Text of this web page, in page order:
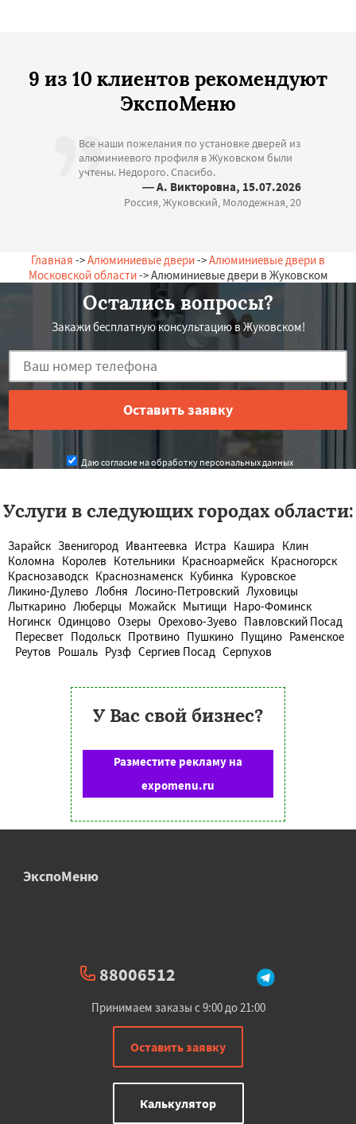
9 из 10 клиентов рекомендуют
ЭкспоМеню
Все наши пожелания по установке дверей из
алюминиевого профиля в Жуковском были
учтены. Недорого. Спасибо.
— А. Викторовна, 15.07.2026
Россия, Жуковский, Молодежная, 20
Главная ->Алюминиевые двери->Алюминиевые двери в
Московской области-> Алюминиевые двери в Жуковском
Остались вопросы?
Закажи бесплатную консультацию в Жуковском!
Даю согласие на обработку персональных данных
Услуги в следующих городах области:
Зарайск Звенигород Ивантеевка Истра Кашира Клин
Коломна Королев Котельники Красноармейск Красногорск
Краснозаводск Краснознаменск Кубинка Куровское
Ликино-Дулево Лобня Лосино-Петровский Луховицы
Лыткарино Люберцы Можайск Мытищи Наро-Фоминск
Ногинск Одинцово Озеры Орехово-Зуево Павловский Посад
Пересвет Подольск Протвино Пушкино Пущино Раменское
Реутов Рошаль Рузф Сергиев Посад Серпухов
У Вас свой бизнес?
Разместите рекламу на
expomenu.ru
ЭкспоМеню
88006512
Принимаем заказы с 9:00 до 21:00
Оставить заявку
Калькулятор